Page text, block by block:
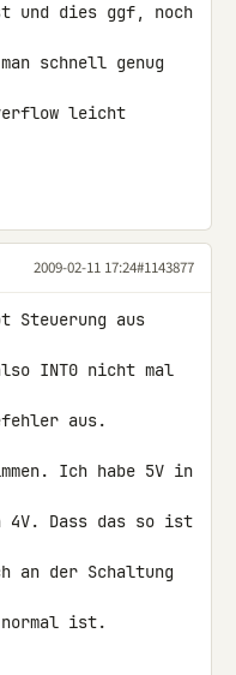
und dies ggf, noch
schnell genug
leicht
2009-02-11 17:24#1143877
Steuerung aus
INT0 nicht mal
aus.
Ich habe 5V in
4V. Dass das so ist
an der Schaltung
normal ist.